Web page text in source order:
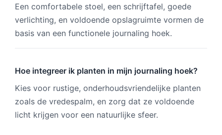
Een comfortabele stoel, een schrijftafel, goede
verlichting, en voldoende opslagruimte vormen de
basis van een functionele journaling hoek.
Hoe integreer ik planten in mijn journaling hoek?
Kies voor rustige, onderhoudsvriendelijke planten
zoals de vredespalm, en zorg dat ze voldoende
licht krijgen voor een natuurlijke sfeer.